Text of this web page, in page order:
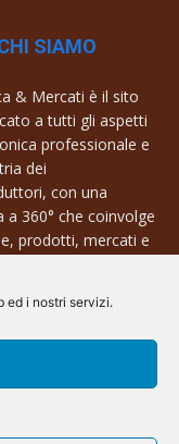
ed i nostri servizi.
SIAMO
& Mercati è il sito
a tutti gli aspetti
professionale e
dei
con una
a 360° che coinvolge
prodotti, mercati e